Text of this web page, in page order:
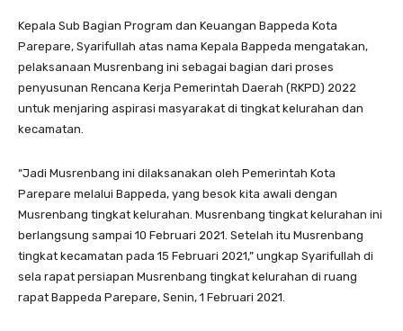
Kepala Sub Bagian Program dan Keuangan Bappeda Kota
Parepare, Syarifullah atas nama Kepala Bappeda mengatakan,
pelaksanaan Musrenbang ini sebagai bagian dari proses
penyusunan Rencana Kerja Pemerintah Daerah (RKPD) 2022
untuk menjaring aspirasi masyarakat di tingkat kelurahan dan
kecamatan.
“Jadi Musrenbang ini dilaksanakan oleh Pemerintah Kota
Parepare melalui Bappeda, yang besok kita awali dengan
Musrenbang tingkat kelurahan. Musrenbang tingkat kelurahan ini
berlangsung sampai 10 Februari 2021. Setelah itu Musrenbang
tingkat kecamatan pada 15 Februari 2021,” ungkap Syarifullah di
sela rapat persiapan Musrenbang tingkat kelurahan di ruang
rapat Bappeda Parepare, Senin, 1 Februari 2021.